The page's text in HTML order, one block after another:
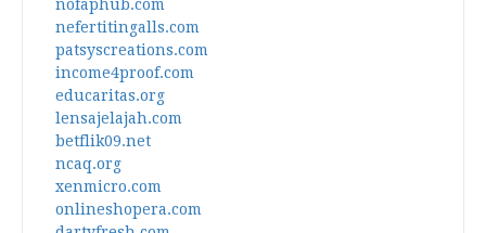
nofaphub.com
nefertitingalls.com
patsyscreations.com
income4proof.com
educaritas.org
lensajelajah.com
betflik09.net
ncaq.org
xenmicro.com
onlineshopera.com